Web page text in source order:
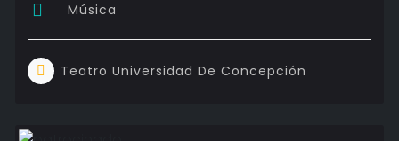
Música
Teatro Universidad De Concepción